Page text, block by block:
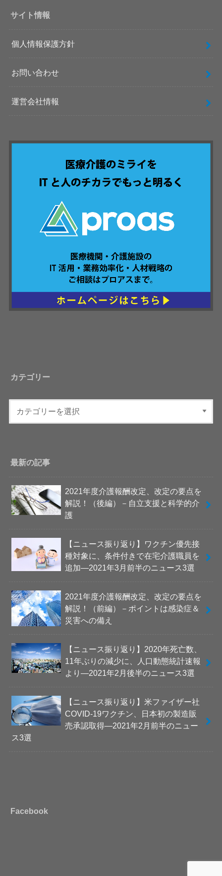
サイト情報
個人情報保護方針
お問い合わせ
運営会社情報
カテゴリー
最新の記事
2021年度介護報酬改定、改定の要点を
解説！（後編）－自立支援と科学的介
護
【ニュース振り返り】ワクチン優先接
種対象に、条件付きで在宅介護職員を
追加―2021年3月前半のニュース3選
2021年度介護報酬改定、改定の要点を
解説！（前編）－ポイントは感染症＆
災害への備え
【ニュース振り返り】2020年死亡数、
11年ぶりの減少に、人口動態統計速報
より―2021年2月後半のニュース3選
【ニュース振り返り】米ファイザー社
COVID-19ワクチン、日本初の製造販
売承認取得―2021年2月前半のニュー
ス3選
Facebook